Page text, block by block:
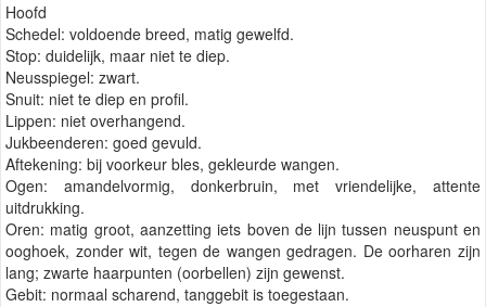
Hoofd
Schedel: voldoende breed, matig gewelfd.
Stop: duidelijk, maar niet te diep.
Neusspiegel: zwart.
Snuit: niet te diep en profil.
Lippen: niet overhangend.
Jukbeenderen: goed gevuld.
Aftekening: bij voorkeur bles, gekleurde wangen.
Ogen: amandelvormig, donkerbruin, met vriendelijke, attente
uitdrukking.
Oren: matig groot, aanzetting iets boven de lijn tussen neuspunt en
ooghoek, zonder wit, tegen de wangen gedragen. De oorharen zijn
lang; zwarte haarpunten (oorbellen) zijn gewenst.
Gebit: normaal scharend, tanggebit is toegestaan.